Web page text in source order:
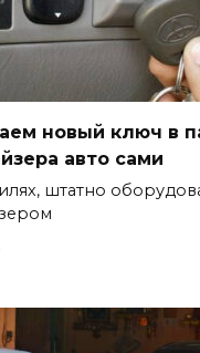
новый ключ в
авто сами
штатно